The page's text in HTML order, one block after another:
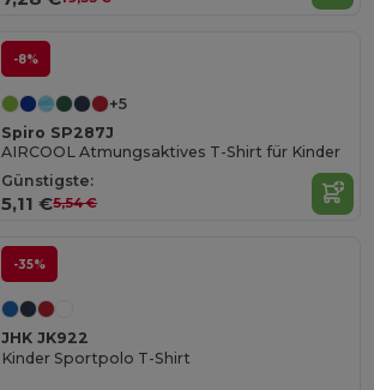
-8%
+5
Spiro SP287J
AIRCOOL Atmungsaktives T-Shirt für Kinder
Günstigste:
5,11 €5,54 €
-35%
JHK JK922
Kinder Sportpolo T-Shirt